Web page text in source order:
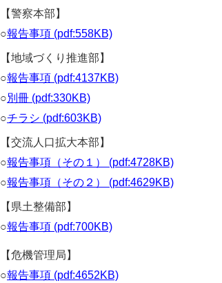
【警察本部】
○報告事項 (pdf:558KB)
【地域づくり推進部】
○報告事項 (pdf:4137KB)
○別冊 (pdf:330KB)
○チラシ (pdf:603KB)
【交流人口拡大本部】
○報告事項（その１） (pdf:4728KB)
○報告事項（その２） (pdf:4629KB)
【県土整備部】
○報告事項 (pdf:700KB)
【危機管理局】
○報告事項 (pdf:4652KB)